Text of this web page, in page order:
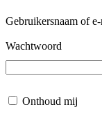
Gebruikersnaam of
Wachtwoord
Onthoud mij